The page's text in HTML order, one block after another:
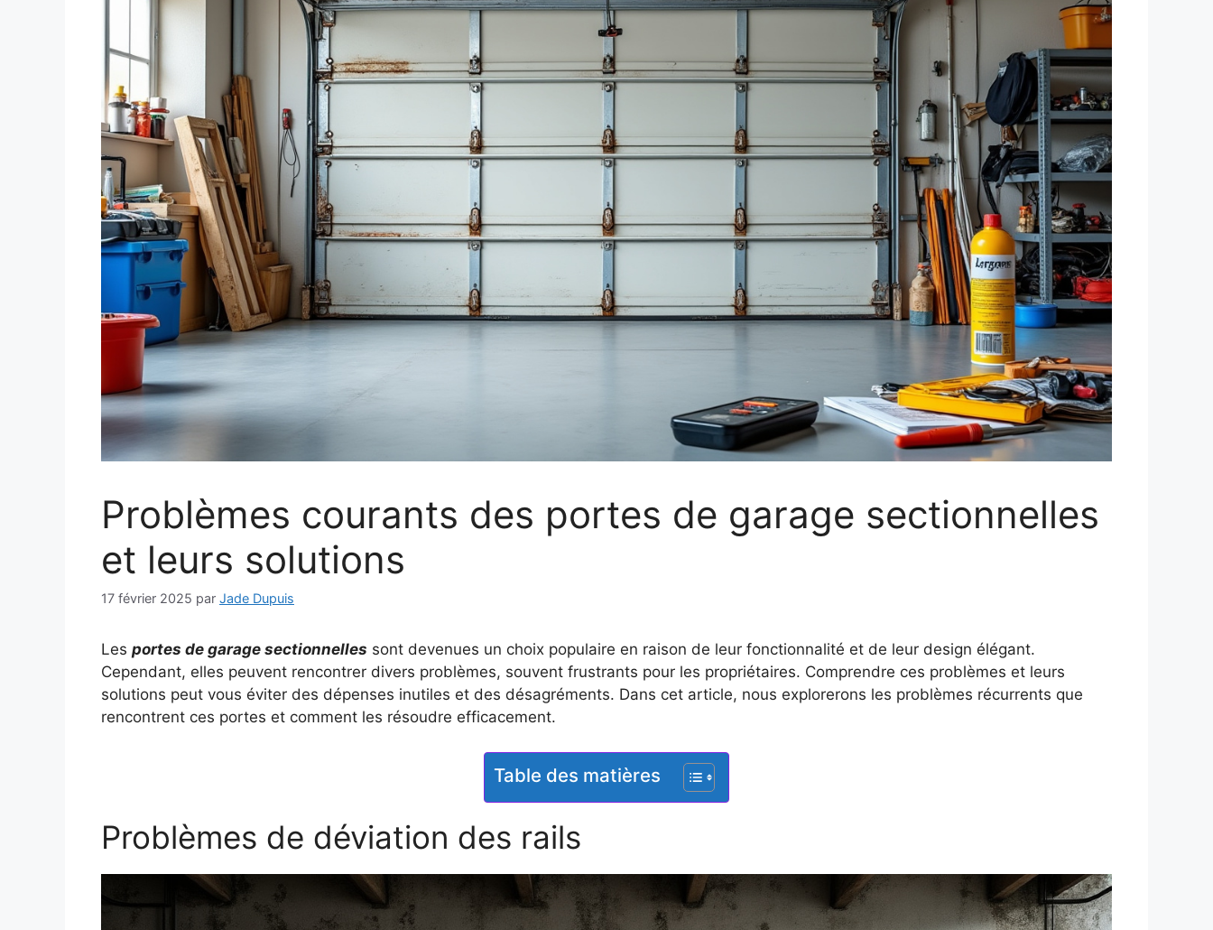
Problèmes courants des portes de garage sectionnelles
et leurs solutions
17 février 2025 par Jade Dupuis
Les portes de garage sectionnelles sont devenues un choix populaire en raison de leur fonctionnalité et de leur design élégant.
Cependant, elles peuvent rencontrer divers problèmes, souvent frustrants pour les propriétaires. Comprendre ces problèmes et leurs
solutions peut vous éviter des dépenses inutiles et des désagréments. Dans cet article, nous explorerons les problèmes récurrents que
rencontrent ces portes et comment les résoudre efficacement.
Table des matières
Problèmes de déviation des rails